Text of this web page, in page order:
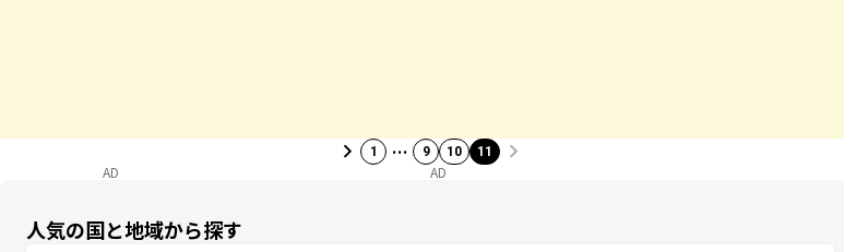
1 … 9 10 11
AD AD
人気の国と地域から探す